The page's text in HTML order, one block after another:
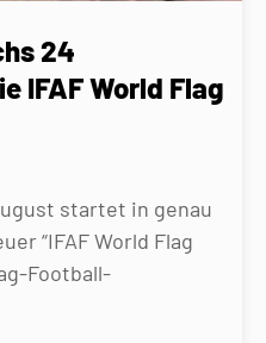
24
IFAF World Flag
startet in genau
“IFAF World Flag
Football-